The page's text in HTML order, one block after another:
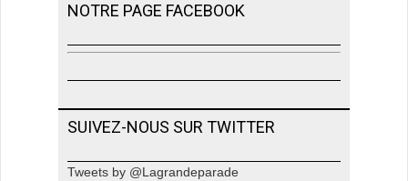
NOTRE PAGE FACEBOOK
SUIVEZ-NOUS SUR TWITTER
Tweets by @Lagrandeparade